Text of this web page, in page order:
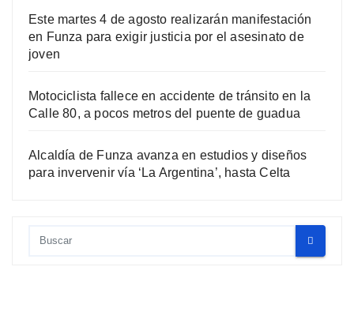
Este martes 4 de agosto realizarán manifestación
en Funza para exigir justicia por el asesinato de
joven
Motociclista fallece en accidente de tránsito en la
Calle 80, a pocos metros del puente de guadua
Alcaldía de Funza avanza en estudios y diseños
para invervenir vía ‘La Argentina’, hasta Celta